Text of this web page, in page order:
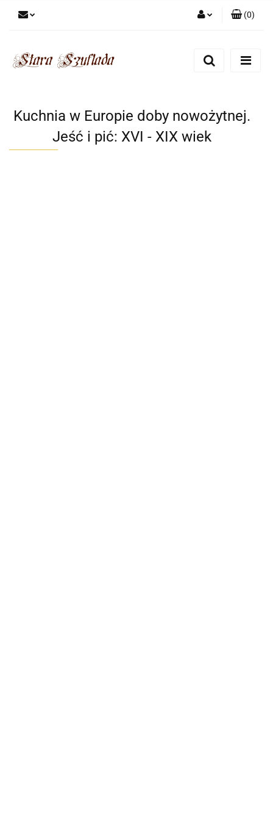
Zarejestruj się
(0)
Kuchnia w Europie doby nowożytnej.
Jeść i pić: XVI - XIX wiek